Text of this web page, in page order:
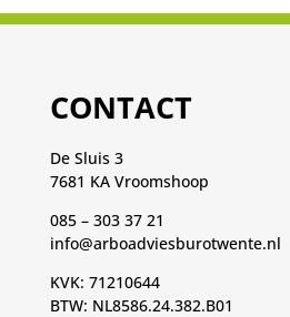
CONTACT
De Sluis 3
7681 KA Vroomshoop
085 – 303 37 21
info@arboadviesburotwente.nl
KVK: 71210644
BTW: NL8586.24.382.B01